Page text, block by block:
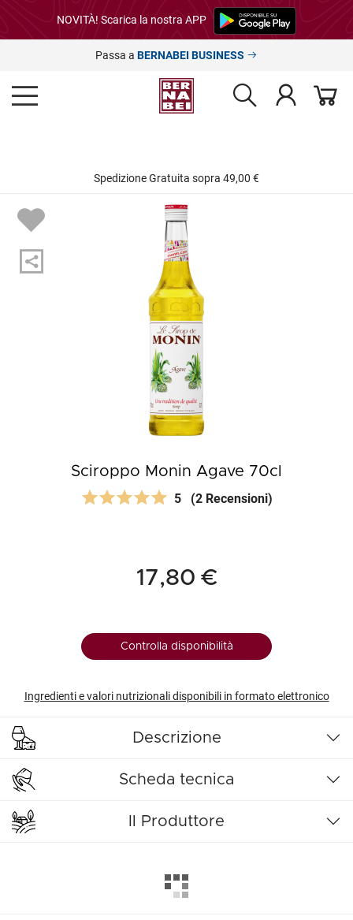
NOVITÀ! Scarica la nostra APP
Passa a BERNABEI BUSINESS
Spedizione Gratuita sopra 49,00 €
Sciroppo Monin Agave 70cl
5 (2 Recensioni)
17,80 €
Controlla disponibilità
Ingredienti e valori nutrizionali disponibili in formato elettronico
Descrizione
Scheda tecnica
Il Produttore